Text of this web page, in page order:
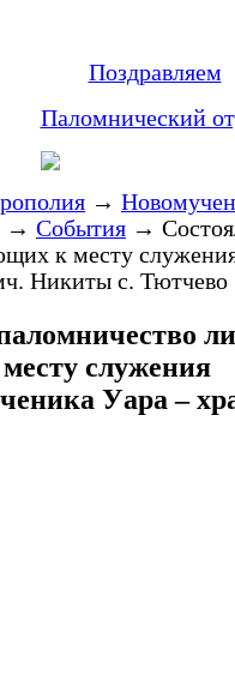
Поздравляем
Паломнический
→
→ События →
к месту
Никиты с. Тютчево
служения
Уара –